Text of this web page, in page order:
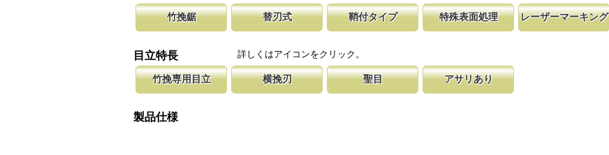
竹挽鋸
等に使用して頂けます。
替刃式
します。 鋸刃のマーキング（右下）に替刃品番を明記
しています。
鞘付タイプ
果樹園、型枠作業など野外での使用が主な商品に採用し
ております。
特殊表面処理 レーザーマーキング
が消えないようにしています。
目立特長 詳しくはアイコンをクリック。
竹挽専用目立
エッジを鋭く仕上げています。
横挽刃
になっています。 横挽刃を縦挽に使用すると、けっし
聖目 アサリあり
製品仕様